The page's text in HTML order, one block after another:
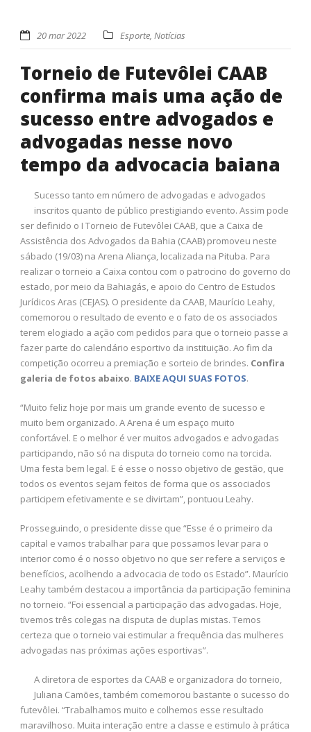
20 mar 2022 Esporte, Notícias
Torneio de Futevôlei CAAB
confirma mais uma ação de
sucesso entre advogados e
advogadas nesse novo
tempo da advocacia baiana
Sucesso tanto em número de advogadas e advogados
inscritos quanto de público prestigiando evento. Assim pode
ser definido o I Torneio de Futevôlei CAAB, que a Caixa de
Assistência dos Advogados da Bahia (CAAB) promoveu neste
sábado (19/03) na Arena Aliança, localizada na Pituba. Para
realizar o torneio a Caixa contou com o patrocino do governo do
estado, por meio da Bahiagás, e apoio do Centro de Estudos
Jurídicos Aras (CEJAS). O presidente da CAAB, Maurício Leahy,
comemorou o resultado de evento e o fato de os associados
terem elogiado a ação com pedidos para que o torneio passe a
fazer parte do calendário esportivo da instituição. Ao fim da
competição ocorreu a premiação e sorteio de brindes. Confira
galeria de fotos abaixo. BAIXE AQUI SUAS FOTOS.
“Muito feliz hoje por mais um grande evento de sucesso e
muito bem organizado. A Arena é um espaço muito
confortável. E o melhor é ver muitos advogados e advogadas
participando, não só na disputa do torneio como na torcida.
Uma festa bem legal. E é esse o nosso objetivo de gestão, que
todos os eventos sejam feitos de forma que os associados
participem efetivamente e se divirtam”, pontuou Leahy.
Prosseguindo, o presidente disse que “Esse é o primeiro da
capital e vamos trabalhar para que possamos levar para o
interior como é o nosso objetivo no que ser refere a serviços e
benefícios, acolhendo a advocacia de todo os Estado”. Maurício
Leahy também destacou a importância da participação feminina
no torneio. “Foi essencial a participação das advogadas. Hoje,
tivemos três colegas na disputa de duplas mistas. Temos
certeza que o torneio vai estimular a frequência das mulheres
advogadas nas próximas ações esportivas”.
A diretora de esportes da CAAB e organizadora do torneio,
Juliana Camões, também comemorou bastante o sucesso do
futevôlei. “Trabalhamos muito e colhemos esse resultado
maravilhoso. Muita interação entre a classe e estimulo à prática